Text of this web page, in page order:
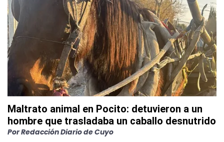
Maltrato animal en Pocito: detuvieron a un
hombre que trasladaba un caballo desnutrido
PorRedacción Diario de Cuyo